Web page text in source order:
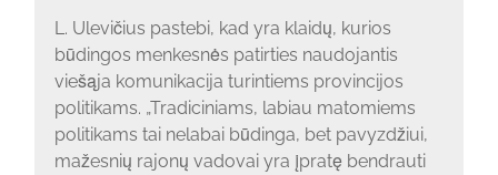
L. Ulevičius pastebi, kad yra klaidų, kurios
būdingos menkesnės patirties naudojantis
viešąja komunikacija turintiems provincijos
politikams. „Tradiciniams, labiau matomiems
politikams tai nelabai būdinga, bet pavyzdžiui,
mažesnių rajonų vadovai yra įpratę bendrauti